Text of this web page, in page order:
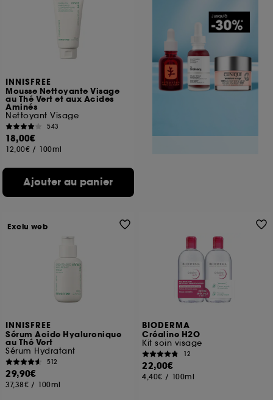
INNISFREE
Mousse Nettoyante Visage
au Thé Vert et aux Acides
Aminés
Nettoyant Visage
543
18,00€
12,00€ / 100ml
Ajouter au panier
INNISFREE
Sérum Acide Hyaluronique
au Thé Vert
Sérum Hydratant
512
29,90€
37,38€ / 100ml
Exclu web
BIODERMA
Créaline H2O
Kit soin visage
12
22,00€
4,40€ / 100ml